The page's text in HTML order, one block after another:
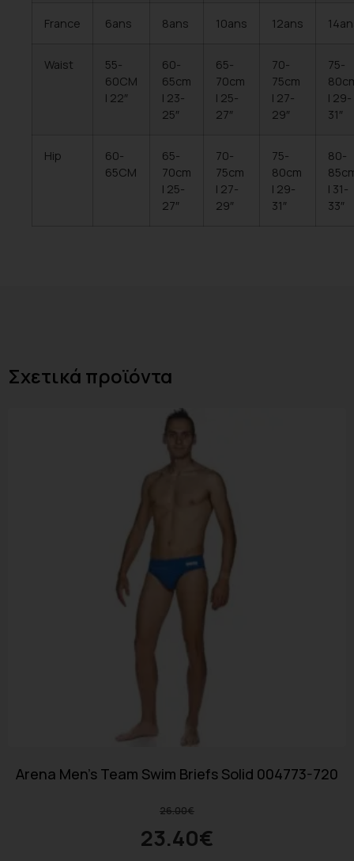
France 6ans 8ans 10ans 12ans
Waist
55-
60CM
| 22″
60-
65cm
| 23-
25″
65-
70cm
| 25-
27″
70-
75cm
| 27-
29″
75-
| 29-
31″
Hip
60-
65CM
65-
70cm
| 25-
27″
70-
75cm
| 27-
29″
75-
80cm
| 29-
31″
80-
| 31-
33″
Σχετικά προϊόντα
Arena Men’s Team Swim Briefs Solid 004773-720
26.00€
23.40€